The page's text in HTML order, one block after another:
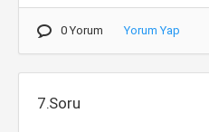
0 Yorum Yorum Yap
7.Soru